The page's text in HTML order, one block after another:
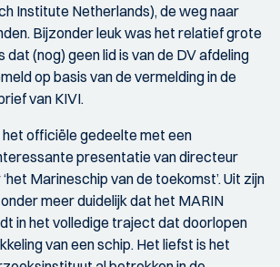
Institute Netherlands), de weg naar
Bijzonder leuk was het relatief grote
(nog) geen lid is van de DV afdeling
op basis van de vermelding in de
van KIVI.
officiële gedeelte met een
presentatie van directeur
Marineschip van de toekomst’. Uit zijn
meer duidelijk dat het MARIN
in het volledige traject dat doorlopen
van een schip. Het liefst is het